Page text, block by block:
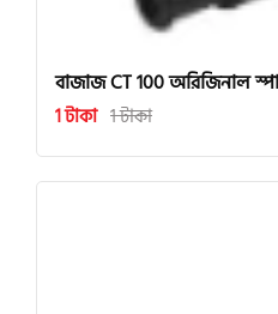
বাজাজ CT 100 অরিজিনাল
1 টাকা 1 টাকা